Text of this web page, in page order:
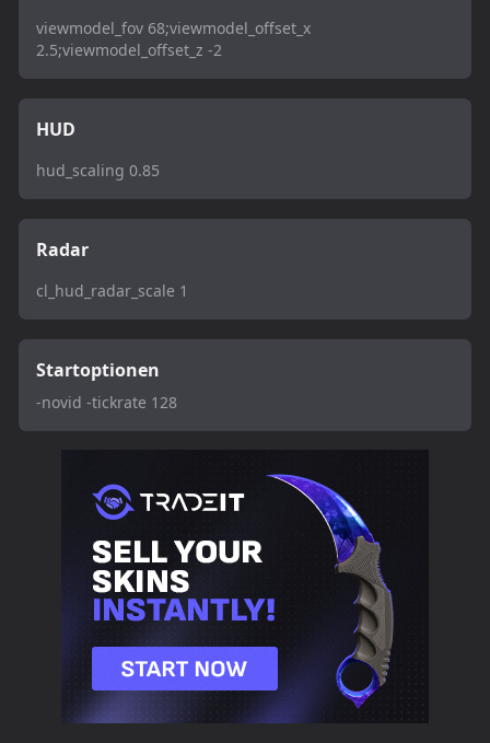
viewmodel_fov 68;viewmodel_offset_x
2.5;viewmodel_offset_z -2
HUD
hud_scaling 0.85
Radar
cl_hud_radar_scale 1
Startoptionen
-novid -tickrate 128